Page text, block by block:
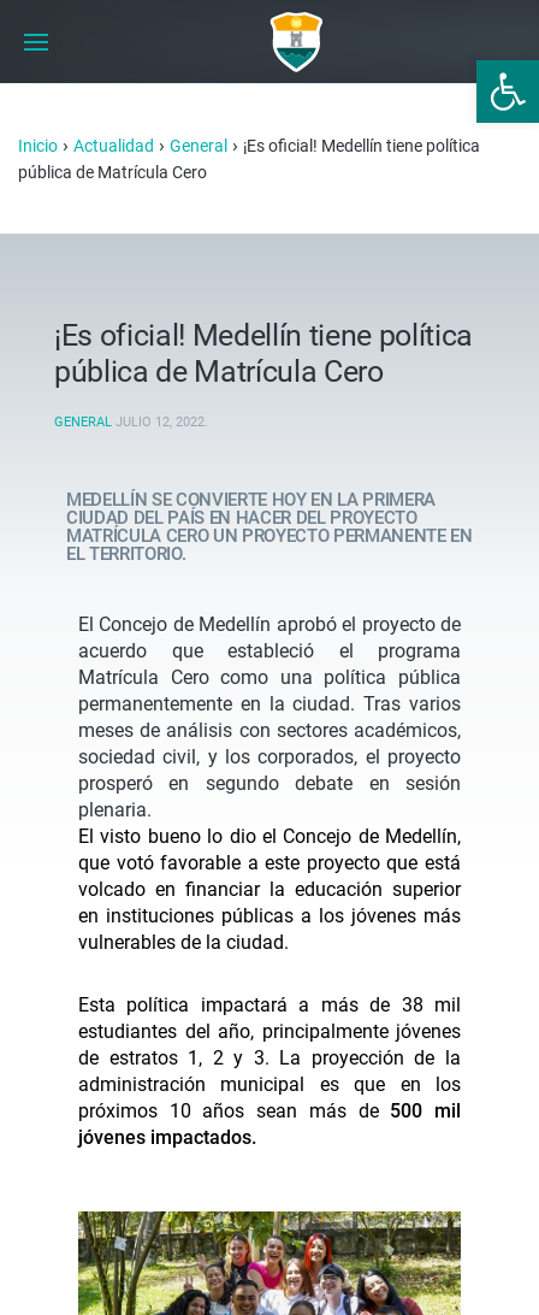
Abrir
Inicio › Actualidad › General › ¡Es oficial! Medellín tiene política
pública de Matrícula Cero
¡Es oficial! Medellín tiene política
pública de Matrícula Cero
GENERAL JULIO 12, 2022.
MEDELLÍN SE CONVIERTE HOY EN LA PRIMERA
CIUDAD DEL PAÍS EN HACER DEL PROYECTO
MATRÍCULA CERO UN PROYECTO PERMANENTE EN
EL TERRITORIO.
El Concejo de Medellín aprobó el proyecto de
acuerdo que estableció el programa
Matrícula Cero como una política pública
permanentemente en la ciudad. Tras varios
meses de análisis con sectores académicos,
sociedad civil, y los corporados, el proyecto
prosperó en segundo debate en sesión
plenaria.
El visto bueno lo dio el Concejo de Medellín,
que votó favorable a este proyecto que está
volcado en financiar la educación superior
en instituciones públicas a los jóvenes más
vulnerables de la ciudad.
Esta política impactará a más de 38 mil
estudiantes del año, principalmente jóvenes
de estratos 1, 2 y 3. La proyección de la
administración municipal es que en los
próximos 10 años sean más de 500 mil
jóvenes impactados.